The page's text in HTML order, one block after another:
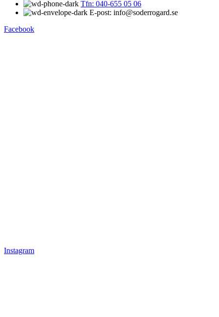
Tfn: 040-655 05 06
E-post: info@soderrogard.se
Facebook
Instagram